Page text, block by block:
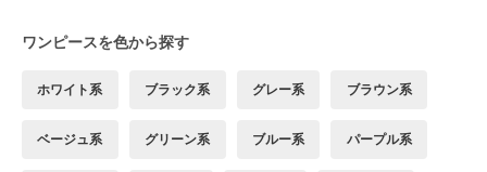
ワンピースを色から探す
ホワイト系 ブラック系 グレー系 ブラウン系
ベージュ系 グリーン系 ブルー系 パープル系